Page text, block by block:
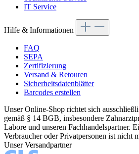
IT Service
Hilfe & Informationen
FAQ
SEPA
Zertifizierung
Versand & Retouren
Sicherheitsdatenblätter
Barcodes erstellen
Unser Online-Shop richtet sich
gemäß § 14 BGB, insbesondere
Labore und unseren Fachhandelspartner.
Verbraucher oder Privatpersonen ist nicht
Unser Versandpartner